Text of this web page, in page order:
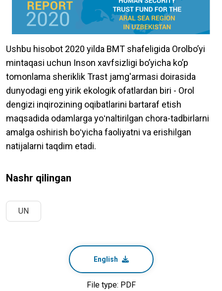
Ushbu hisobot 2020 yilda BMT shafeligida Orolboʼyi
mintaqasi uchun Inson xavfsizligi boʼyicha koʼp
tomonlama sheriklik Trast jamg'armasi doirasida
dunyodagi eng yirik ekologik ofatlardan biri - Orol
dengizi inqirozining oqibatlarini bartaraf etish
maqsadida odamlarga yoʻnaltirilgan chora-tadbirlarni
amalga oshirish boʻyicha faoliyatni va erishilgan
natijalarni taqdim etadi.
Nashr qilingan
UN
English
File type: PDF